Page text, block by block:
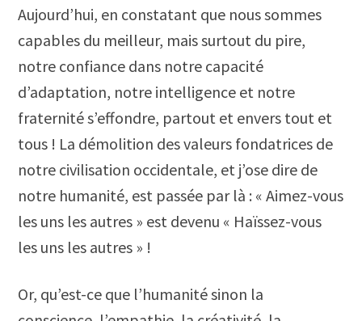
Aujourd’hui, en constatant que nous sommes
capables du meilleur, mais surtout du pire,
notre confiance dans notre capacité
d’adaptation, notre intelligence et notre
fraternité s’effondre, partout et envers tout et
tous ! La démolition des valeurs fondatrices de
notre civilisation occidentale, et j’ose dire de
notre humanité, est passée par là : « Aimez-vous
les uns les autres » est devenu « Haïssez-vous
les uns les autres » !
Or, qu’est-ce que l’humanité sinon la